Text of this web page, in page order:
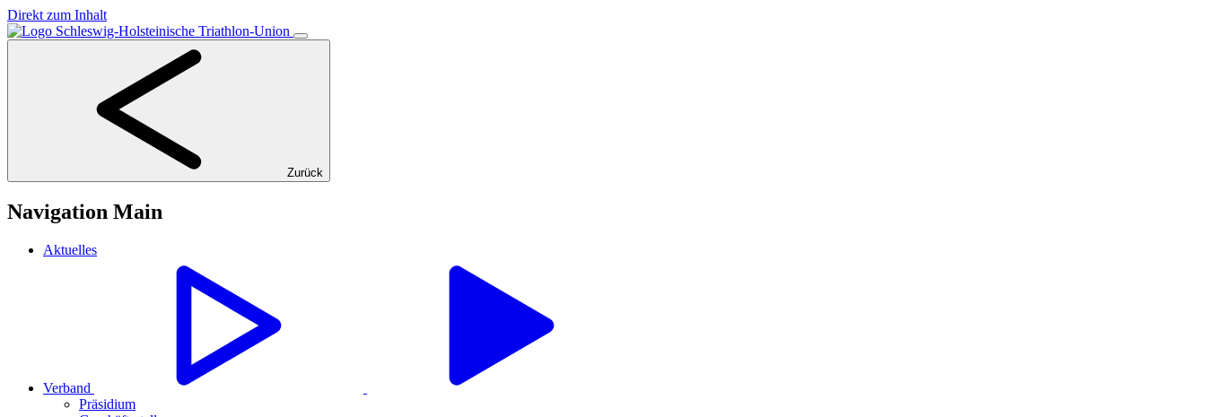
Direkt zum Inhalt
Zurück
Navigation Main
Aktuelles
Verband
Präsidium